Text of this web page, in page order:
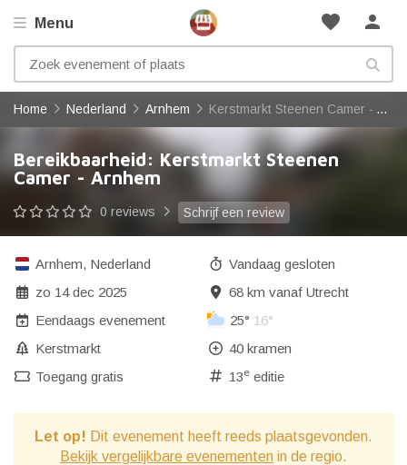
favorite person
Menu
Home Nederland Arnhem Kerstmarkt Steenen Camer - Arnhem
Bereikbaarheid: Kerstmarkt Steenen
Camer - Arnhem
0 reviews Schrijf een review
Arnhem, Nederland
zo 14 dec 2025
Eendaags evenement
Kerstmarkt
Toegang gratis
Vandaag gesloten
68 km vanaf Utrecht
25° 16°
40 kramen
13eeditie
Let op! Dit evenement heeft reeds plaatsgevonden.
Bekijk vergelijkbare evenementen in de regio.